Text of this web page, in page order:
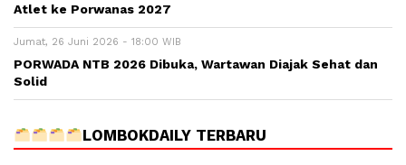
Atlet ke Porwanas 2027
Jumat, 26 Juni 2026 - 18:00 WIB
PORWADA NTB 2026 Dibuka, Wartawan Diajak Sehat dan
Solid
LOMBOKDAILY TERBARU